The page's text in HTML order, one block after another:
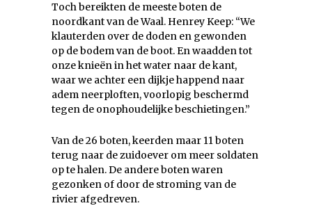
Toch bereikten de meeste boten de
noordkant van de Waal. Henrey Keep: “We
klauterden over de doden en gewonden
op de bodem van de boot. En waadden tot
onze knieën in het water naar de kant,
waar we achter een dijkje happend naar
adem neerploften, voorlopig beschermd
tegen de onophoudelijke beschietingen.”
Van de 26 boten, keerden maar 11 boten
terug naar de zuidoever om meer soldaten
op te halen. De andere boten waren
gezonken of door de stroming van de
rivier afgedreven.